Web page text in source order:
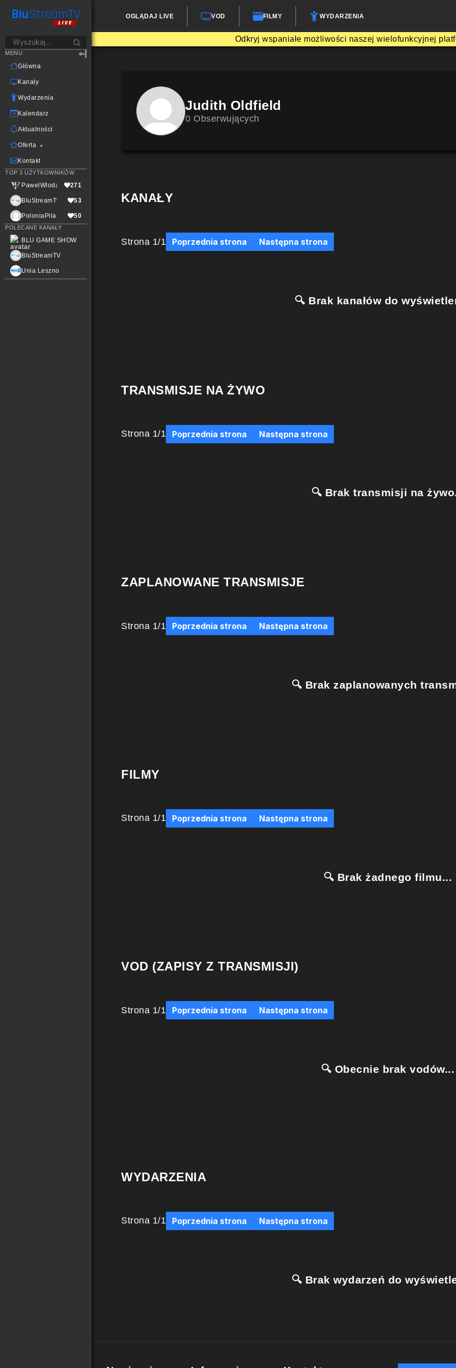
OGLĄDAJ LIVE VOD FILMY WYDARZENIA
Odkryj wspaniałe możliwości naszej wielofunkcyjnej
MENU
Główna
Kanały
Wydarzenia
Kalendarz
Aktualności
Oferta
Kontakt
TOP 3 UŻYTKOWNIKÓW
PawelWlodarczak271
BluStreamTvLive53
PoloniaPila 50
POLECANE KANAŁY
BLU GAME SHOW
BluStreamTV
Unia Leszno
Judith Oldfield
0 Obserwujących
KANAŁY
Strona 1/1 Poprzednia strona Następna strona
🔍 Brak kanałów do
TRANSMISJE NA ŻYWO
Strona 1/1 Poprzednia strona Następna strona
🔍 Brak transmisji na
ZAPLANOWANE TRANSMISJE
Strona 1/1 Poprzednia strona Następna strona
🔍 Brak zaplanowanych
FILMY
Strona 1/1 Poprzednia strona Następna strona
🔍 Brak żadnego filmu...
VOD (ZAPISY Z TRANSMISJI)
Strona 1/1 Poprzednia strona Następna strona
🔍 Obecnie brak vodów...
WYDARZENIA
Strona 1/1 Poprzednia strona Następna strona
🔍 Brak wydarzeń do